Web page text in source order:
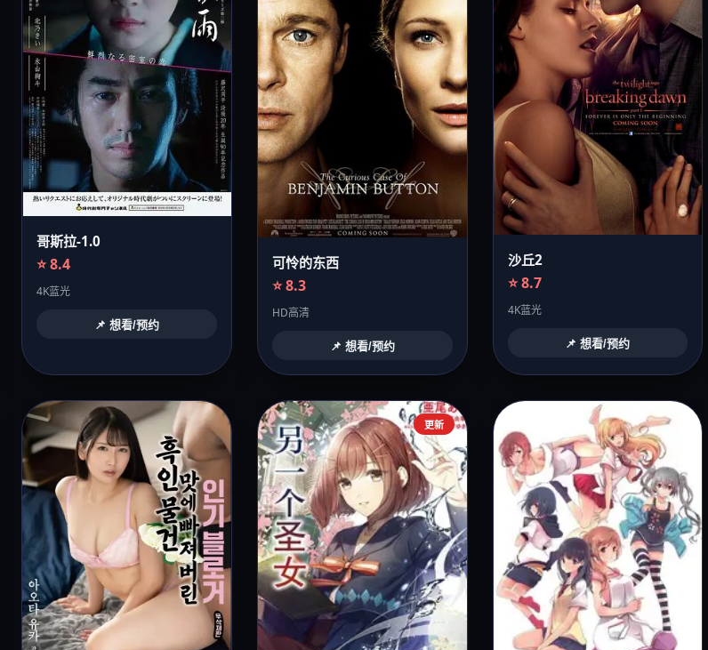
哥斯拉-1.0
⭐ 8.4
4K蓝光
📌 想看/预约
可怜的东西
⭐ 8.3
HD高清
📌 想看/预约
沙丘2
⭐ 8.7
4K蓝光
📌 想看/预约
更新